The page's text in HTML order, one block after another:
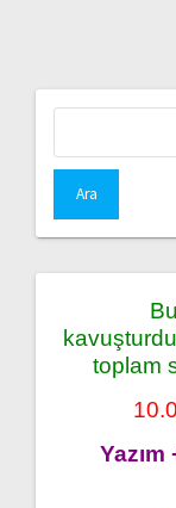
toplam